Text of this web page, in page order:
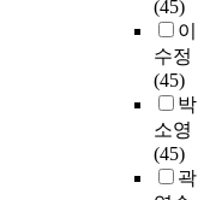
(45)
이
수정
(45)
박
소영
(45)
곽